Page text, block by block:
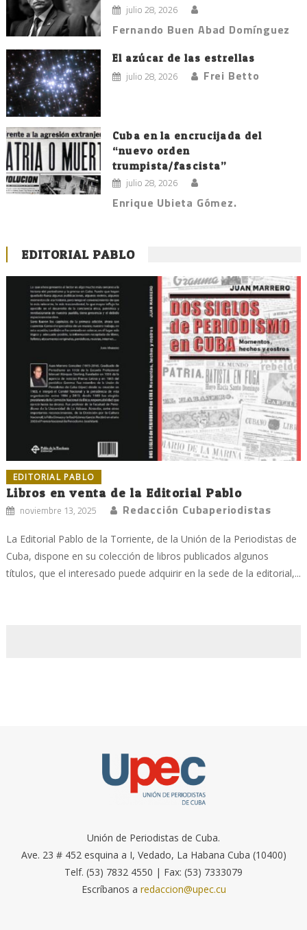
julio 28, 2026
Fernando Buen Abad Domínguez
El azúcar de las estrellas
julio 28, 2026 Frei Betto
Cuba en la encrucijada del
“nuevo orden
trumpista/fascista”
julio 28, 2026
Enrique Ubieta Gómez.
EDITORIAL PABLO
EDITORIAL PABLO
Libros en venta de la Editorial Pablo
noviembre 13, 2025 Redacción Cubaperiodistas
La Editorial Pablo de la Torriente, de la Unión de la Periodistas de
Cuba, dispone en su colección de libros publicados algunos
títulos, que el interesado puede adquirir en la sede de la editorial,...
Unión de Periodistas de Cuba.
Ave. 23 # 452 esquina a I, Vedado, La Habana Cuba (10400)
Telf. (53) 7832 4550 | Fax: (53) 7333079
Escríbanos a redaccion@upec.cu